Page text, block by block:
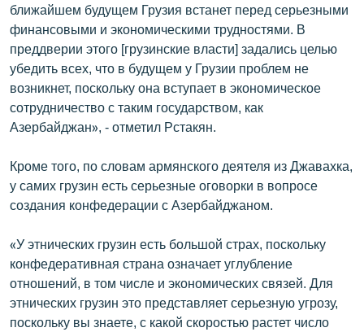
ближайшем будущем Грузия встанет перед серьезными
финансовыми и экономическими трудностями. В
преддверии этого [грузинские власти] задались целью
убедить всех, что в будущем у Грузии проблем не
возникнет, поскольку она вступает в экономическое
сотрудничество с таким государством, как
Азербайджан», - отметил Рстакян.
Кроме того, по словам армянского деятеля из Джавахка,
у самих грузин есть серьезные оговорки в вопросе
создания конфедерации с Азербайджаном.
«У этнических грузин есть большой страх, поскольку
конфедеративная страна означает углубление
отношений, в том числе и экономических связей. Для
этнических грузин это представляет серьезную угрозу,
поскольку вы знаете, с какой скоростью растет число